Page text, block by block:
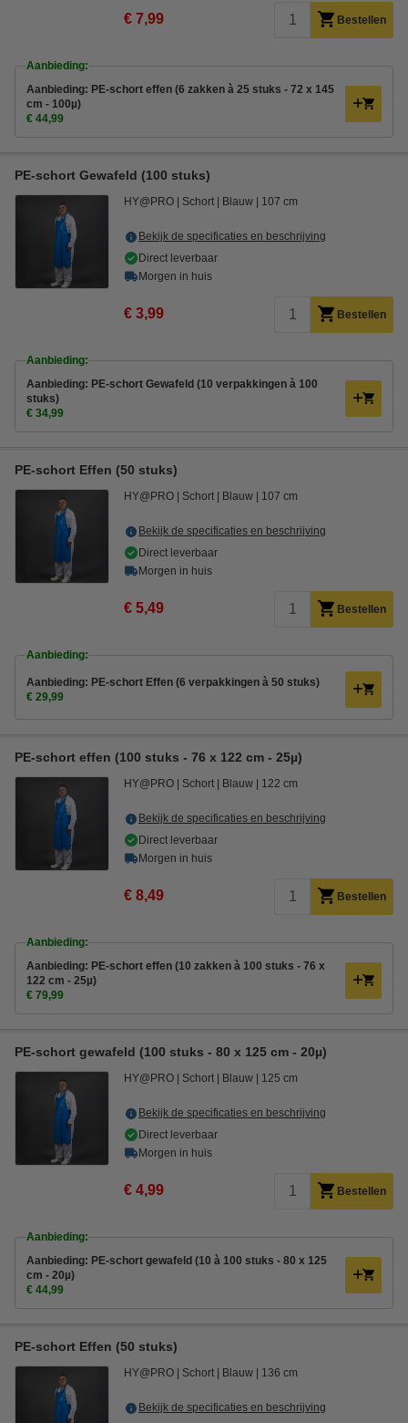
€ 7,99 Bestellen
Aanbieding:
Aanbieding: PE-schort effen (6 zakken à 25 stuks - 72 x 145
cm - 100µ)
€ 44,99
PE-schort Gewafeld (100 stuks)
HY@PRO Schort Blauw 107 cm
Bekijk de specificaties en beschrijving
Direct leverbaar
Morgen in huis
€ 3,99 Bestellen
Aanbieding:
Aanbieding: PE-schort Gewafeld (10 verpakkingen à 100
stuks)
€ 34,99
PE-schort Effen (50 stuks)
HY@PRO Schort Blauw 107 cm
Bekijk de specificaties en beschrijving
Direct leverbaar
Morgen in huis
€ 5,49 Bestellen
Aanbieding:
Aanbieding: PE-schort Effen (6 verpakkingen à 50 stuks)
€ 29,99
PE-schort effen (100 stuks - 76 x 122 cm - 25µ)
HY@PRO Schort Blauw 122 cm
Bekijk de specificaties en beschrijving
Direct leverbaar
Morgen in huis
€ 8,49 Bestellen
Aanbieding:
Aanbieding: PE-schort effen (10 zakken à 100 stuks - 76 x
122 cm - 25µ)
€ 79,99
PE-schort gewafeld (100 stuks - 80 x 125 cm - 20µ)
HY@PRO Schort Blauw 125 cm
Bekijk de specificaties en beschrijving
Direct leverbaar
Morgen in huis
€ 4,99 Bestellen
Aanbieding:
Aanbieding: PE-schort gewafeld (10 à 100 stuks - 80 x 125
cm - 20µ)
€ 44,99
PE-schort Effen (50 stuks)
HY@PRO Schort Blauw 136 cm
Bekijk de specificaties en beschrijving